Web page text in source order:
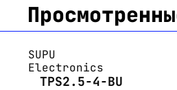
SUPU
Electronics
TPS2.5-4-BU